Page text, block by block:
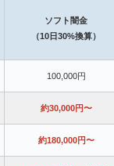
ソフト闇金
（10日30%換算）
100,000円
約30,000円〜
約180,000円〜